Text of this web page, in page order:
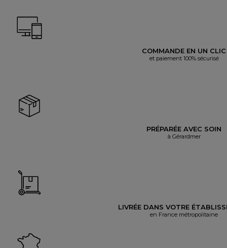
COMMANDE EN UN CLIC
et paiement 100% sécurisé
PRÉPARÉE AVEC SOIN
à Gérardmer
LIVRÉE DANS VOTRE
en France métropolitaine